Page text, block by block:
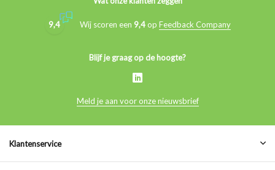
9,4 Wij scoren een 9,4op Feedback Company
Blijf je graag op de hoogte?
Meld je aan voor onze nieuwsbrief
Klantenservice